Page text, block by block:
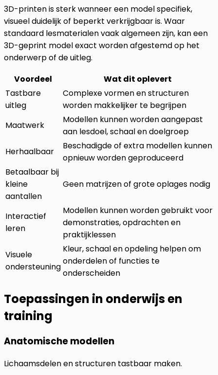
3D-printen is sterk wanneer een model specifiek,
visueel duidelijk of beperkt verkrijgbaar is. Waar
standaard lesmaterialen vaak algemeen zijn, kan een
3D-geprint model exact worden afgestemd op het
onderwerp of de uitleg.
Voordeel
Wat dit oplevert
Tastbare
uitleg
Complexe vormen en structuren
worden makkelijker te begrijpen
Maatwerk
Modellen kunnen worden aangepast
aan lesdoel, schaal en doelgroep
Herhaalbaar
Beschadigde of extra modellen kunnen
opnieuw worden geproduceerd
Betaalbaar bij
kleine
aantallen
Geen matrijzen of grote oplages nodig
Interactief
leren
Modellen kunnen worden gebruikt voor
demonstraties, opdrachten en
praktijklessen
Visuele
ondersteuning
Kleur, schaal en opdeling helpen om
onderdelen of functies te
onderscheiden
Toepassingen in onderwijs en
training
Anatomische modellen
Lichaamsdelen en structuren tastbaar maken.